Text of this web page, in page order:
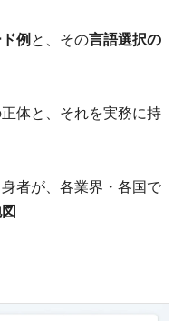
例と、その言語選択の
体と、それを実務に持
者が、各業界・各国で